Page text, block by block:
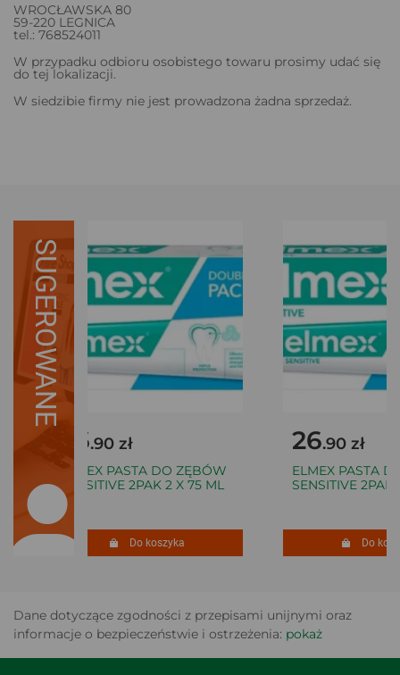
WROCŁAWSKA 80
59-220 LEGNICA
tel.: 768524011
W przypadku odbioru osobistego towaru prosimy udać się
do tej lokalizacji.
W siedzibie firmy nie jest prowadzona żadna sprzedaż.
SUGEROWANE
.90 zł
ELMEX PASTA DO ZĘBÓW
SENSITIVE 2PAK 2 X 75 ML
Do koszyka
26.90 zł
ELMEX PASTA
SENSITIVE 2PAK
Do
Dane dotyczące zgodności z przepisami unijnymi oraz
informacje o bezpieczeństwie i ostrzeżenia: pokaż